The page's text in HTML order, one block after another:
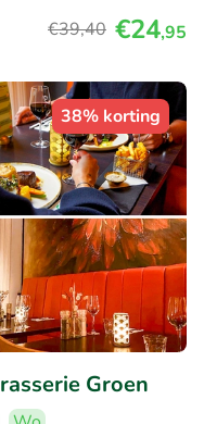
€39,40 €24,95
38% korting
Groen